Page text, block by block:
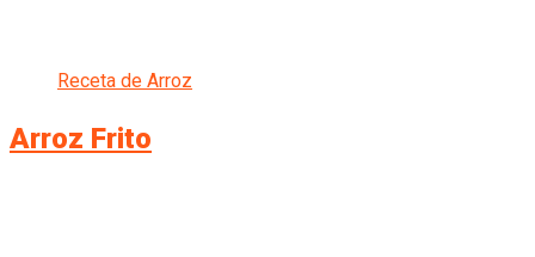
Receta de Arroz
Arroz Frito